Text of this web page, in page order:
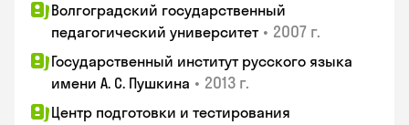
Волгоградский государственный
педагогический университет • 2007 г.
Государственный институт русского языка
имени А. С. Пушкина • 2013 г.
Центр подготовки и тестирования